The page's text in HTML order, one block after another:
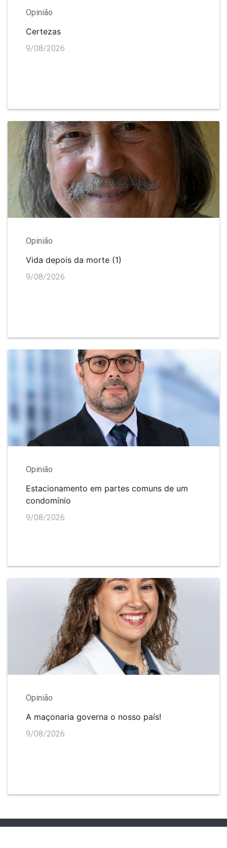
Opinião
Certezas
9/08/2026
Opinião
Vida depois da morte (1)
9/08/2026
Opinião
Estacionamento em partes comuns de um
condomínio
9/08/2026
Opinião
A maçonaria governa o nosso país!
9/08/2026